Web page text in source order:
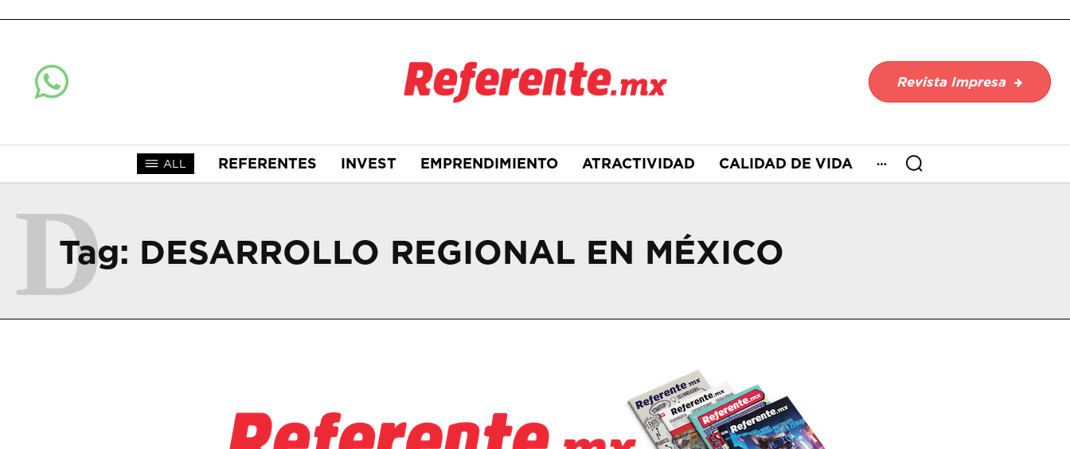
Revista Impresa
ALL REFERENTES INVEST EMPRENDIMIENTO ATRACTIVIDAD CALIDAD DE VIDA
Tag: DESARROLLO REGIONAL EN MÉXICO
D